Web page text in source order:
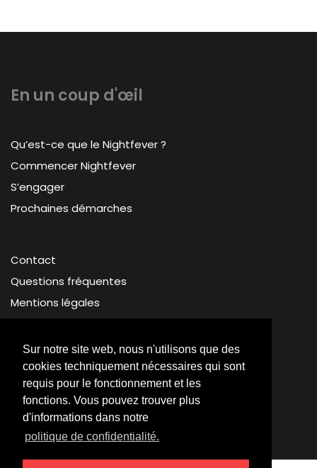
Sur notre site web, nous n'utilisons que des
cookies techniquement nécessaires qui sont
requis pour le fonctionnement et les
fonctions. Vous pouvez trouver plus
d'informations dans notre
politique de confidentialité.
En un coup d'œil
Qu’est-ce que le Nightfever ?
Commencer Nightfever
S’engager
Prochaines démarches
Contact
Questions fréquentes
Mentions légales
Protection des données
© Nightfever 2026